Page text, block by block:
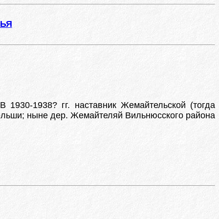
1938? гг. наставник Жемайтельской (тогда
ныне дер. Жемайтеляй Вильнюсского района